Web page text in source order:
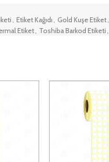
, Etiket Kağıdı, Gold Kuşe Etiket,
Etiket, Toshiba Barkod Etiketi,